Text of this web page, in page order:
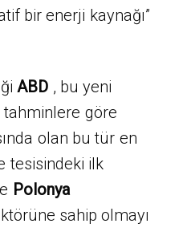
bir enerji kaynağı”
ABD , bu yeni
tahminlere göre
olan bu tür en
tesisindeki ilk
Polonya
sahip olmayı